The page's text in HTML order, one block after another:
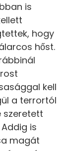
is
hogy
hőst.
kell
a terrortól
szeretett
is
magát